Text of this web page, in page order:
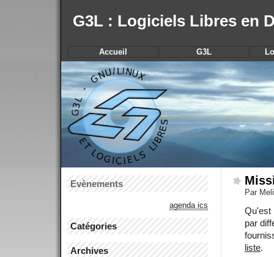
G3L : Logiciels Libres en
Par
Qu'est
par
liste.
Accueil G3L
Evènements
agenda ics
Catégories
Archives